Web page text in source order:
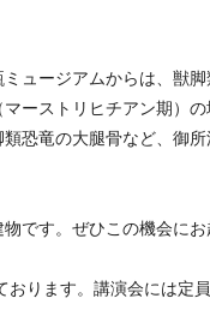
ュージアムからは、獣
ーストリヒチアン期）
恐竜の大腿骨など、御
です。ぜひこの機会にお
ります。講演会には定